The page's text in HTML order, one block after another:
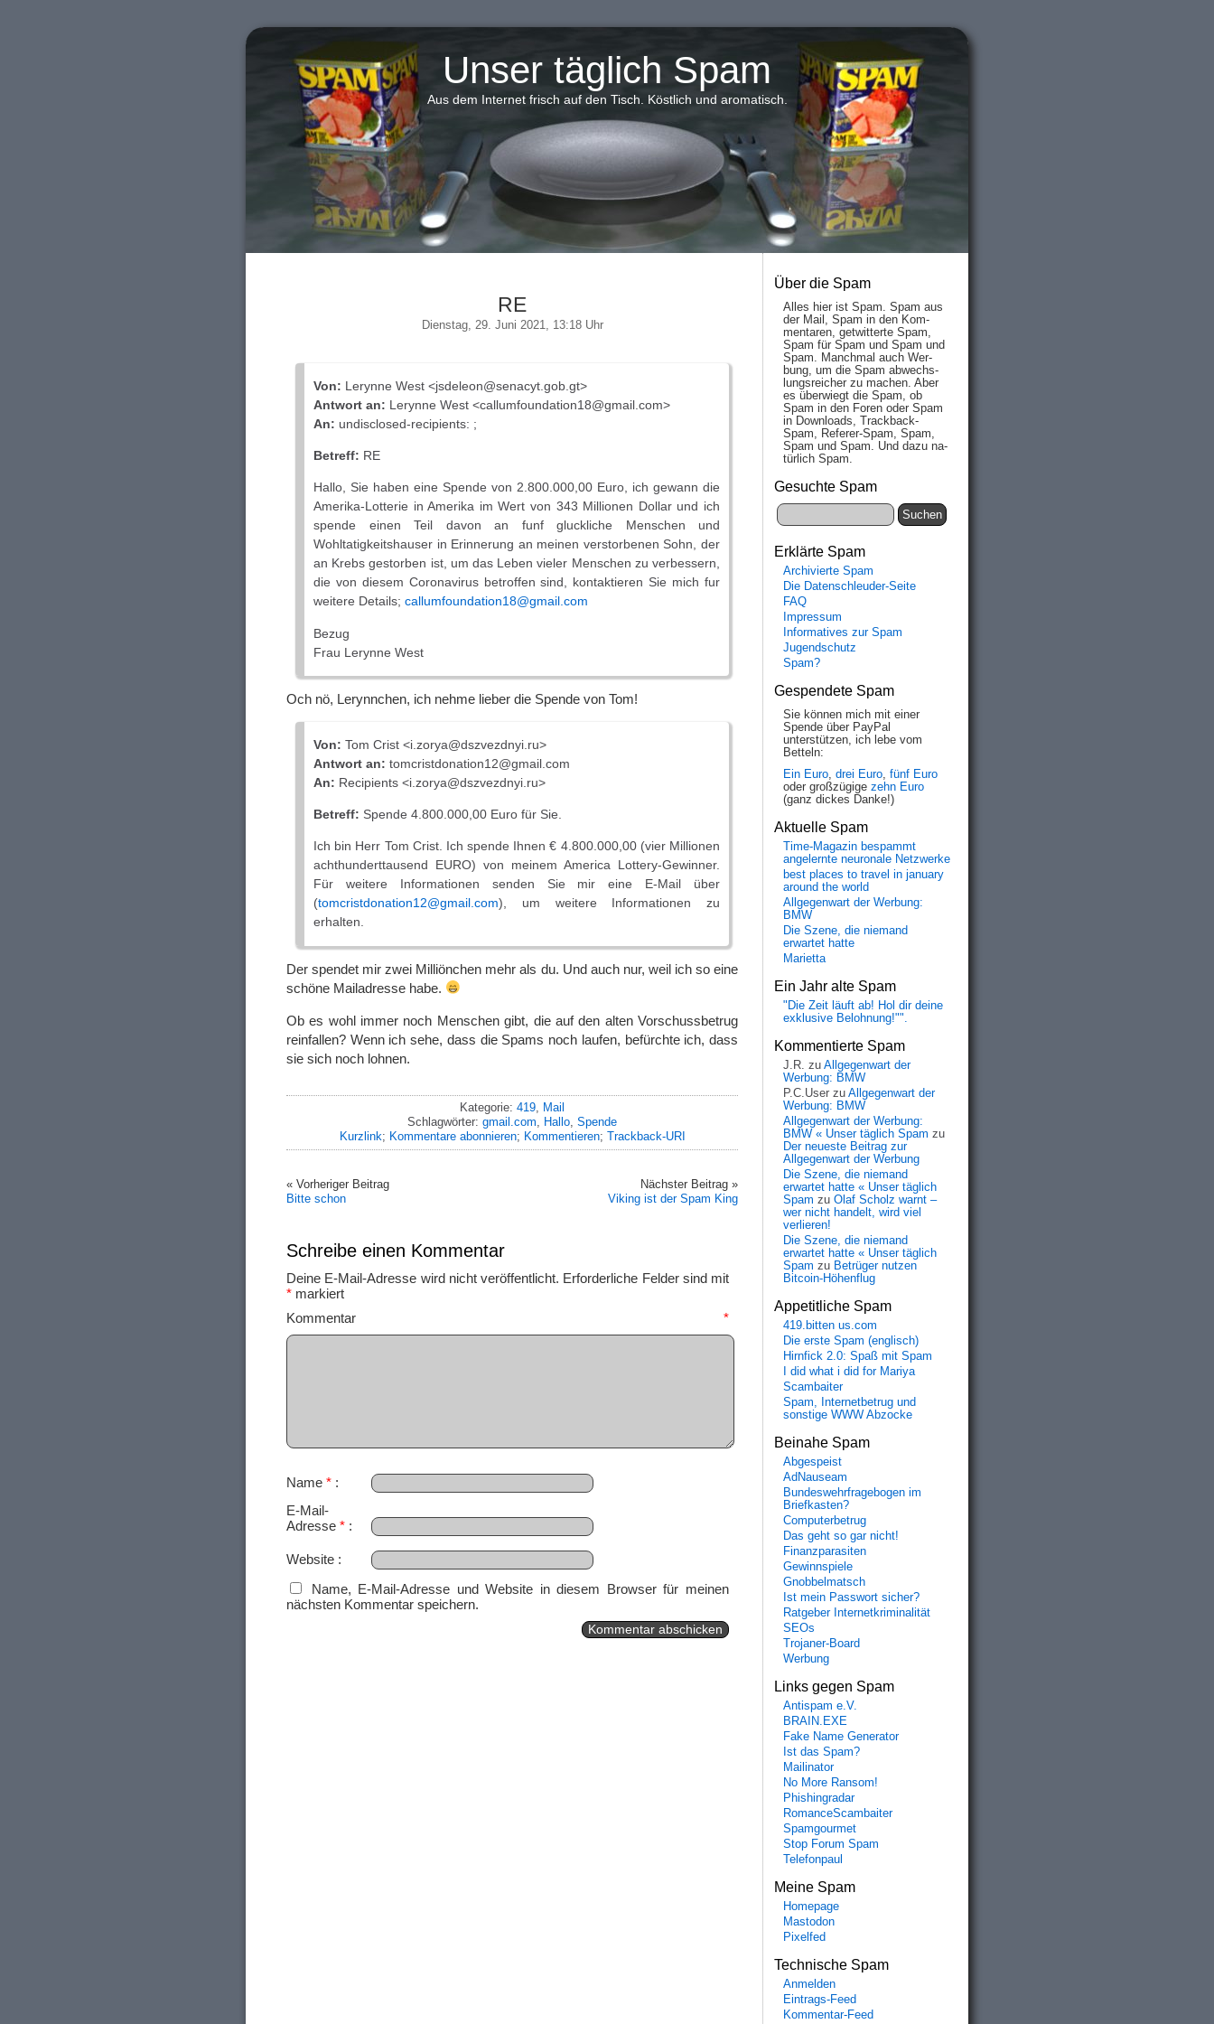
Unser täglich Spam
Aus dem Internet frisch auf den Tisch. Köstlich und aromatisch.
RE
Dienstag, 29. Juni 2021, 13:18 Uhr
Von: Lerynne West <jsdeleon@senacyt.gob.gt>
Antwort an: Lerynne West <callumfoundation18@gmail.com>
An: undisclosed-recipients: ;
Betreff: RE
Hallo, Sie haben eine Spende von 2.800.000,00 Euro, ich gewann die
Amerika-Lotterie in Amerika im Wert von 343 Millionen Dollar und ich
spende einen Teil davon an funf gluckliche Menschen und
Wohltatigkeitshauser in Erinnerung an meinen verstorbenen Sohn, der
an Krebs gestorben ist, um das Leben vieler Menschen zu verbessern,
die von diesem Coronavirus betroffen sind, kontaktieren Sie mich fur
weitere Details; callumfoundation18@gmail.com
Bezug
Frau Lerynne West
Och nö, Lerynnchen, ich nehme lieber die Spende von Tom!
Von: Tom Crist <i.zorya@dszvezdnyi.ru>
Antwort an: tomcristdonation12@gmail.com
An: Recipients <i.zorya@dszvezdnyi.ru>
Betreff: Spende 4.800.000,00 Euro für Sie.
Ich bin Herr Tom Crist. Ich spende Ihnen € 4.800.000,00 (vier Millionen
achthunderttausend EURO) von meinem America Lottery-Gewinner.
Für weitere Informationen senden Sie mir eine E-Mail über
(tomcristdonation12@gmail.com), um weitere Informationen zu
erhalten.
Der spendet mir zwei Milliönchen mehr als du. Und auch nur, weil ich so eine
schöne Mailadresse habe.
Ob es wohl immer noch Menschen gibt, die auf den alten Vorschussbetrug
reinfallen? Wenn ich sehe, dass die Spams noch laufen, befürchte ich, dass
sie sich noch lohnen.
Kategorie: 419
Mail
Schlagwörter: gmail.com Hallo Spende
Kurzlink; Kommentare abonnieren; Kommentieren; Trackback-URI
« Vorheriger Beitrag
Bitte schon
Nächster Beitrag »
Viking ist der Spam King
Schreibe einen Kommentar
Deine E-Mail-Adresse wird nicht veröffentlicht. Erforderliche Felder sind mit
* markiert
Kommentar *
Name *
E-Mail-
Adresse *
Website
Name, E-Mail-Adresse und Website in diesem Browser für meinen
nächsten Kommentar speichern.
Über die Spam
Alles hier ist Spam. Spam aus
der Mail, Spam in den Kom­
men­taren, ge­twit­ter­te Spam,
Spam für Spam und Spam und
Spam. Manch­mal auch Wer­
bung, um die Spam ab­wechs­
lungs­reich­er zu mach­en. Aber
es über­wiegt die Spam, ob
Spam in den Fo­ren oder Spam
in Down­loads, Track­back-
Spam, Re­fe­rer-Spam, Spam,
Spam und Spam. Und da­zu na­
tür­lich Spam.
Gesuchte Spam
Erklärte Spam
Archivierte Spam
Die Datenschleuder-Seite
FAQ
Impressum
Informatives zur Spam
Jugendschutz
Spam?
Gespendete Spam
Sie können mich mit einer
Spende über PayPal
unterstützen, ich lebe vom
Betteln:
Ein Euro, drei Euro, fünf Euro
oder großzügige zehn Euro
(ganz dickes Danke!)
Aktuelle Spam
Time-Magazin bespammt
angelernte neuronale Netzwerke
best places to travel in january
around the world
Allgegenwart der Werbung:
BMW
Die Szene, die niemand
erwartet hatte
Marietta
Ein Jahr alte Spam
"Die Zeit läuft ab! Hol dir deine
exklusive Belohnung!"".
Kommentierte Spam
J.R. zu Allgegenwart der
Werbung: BMW
P.C.User zu Allgegenwart der
Werbung: BMW
Allgegenwart der Werbung:
BMW « Unser täglich Spam zu
Der neueste Beitrag zur
Allgegenwart der Werbung
Die Szene, die niemand
erwartet hatte « Unser täglich
Spam zu Olaf Scholz warnt –
wer nicht handelt, wird viel
verlieren!
Die Szene, die niemand
erwartet hatte « Unser täglich
Spam zu Betrüger nutzen
Bitcoin-Höhenflug
Appetitliche Spam
419.bitten us.com
Die erste Spam (englisch)
Hirnfick 2.0: Spaß mit Spam
I did what i did for Mariya
Scambaiter
Spam, Internetbetrug und
sonstige WWW Abzocke
Beinahe Spam
Abgespeist
AdNauseam
Bundeswehrfragebogen im
Briefkasten?
Computerbetrug
Das geht so gar nicht!
Finanzparasiten
Gewinnspiele
Gnobbelmatsch
Ist mein Passwort sicher?
Ratgeber Internetkriminalität
SEOs
Trojaner-Board
Werbung
Links gegen Spam
Antispam e.V.
BRAIN.EXE
Fake Name Generator
Ist das Spam?
Mailinator
No More Ransom!
Phishingradar
RomanceScambaiter
Spamgourmet
Stop Forum Spam
Telefonpaul
Meine Spam
Homepage
Mastodon
Pixelfed
Technische Spam
Anmelden
Eintrags-Feed
Kommentar-Feed